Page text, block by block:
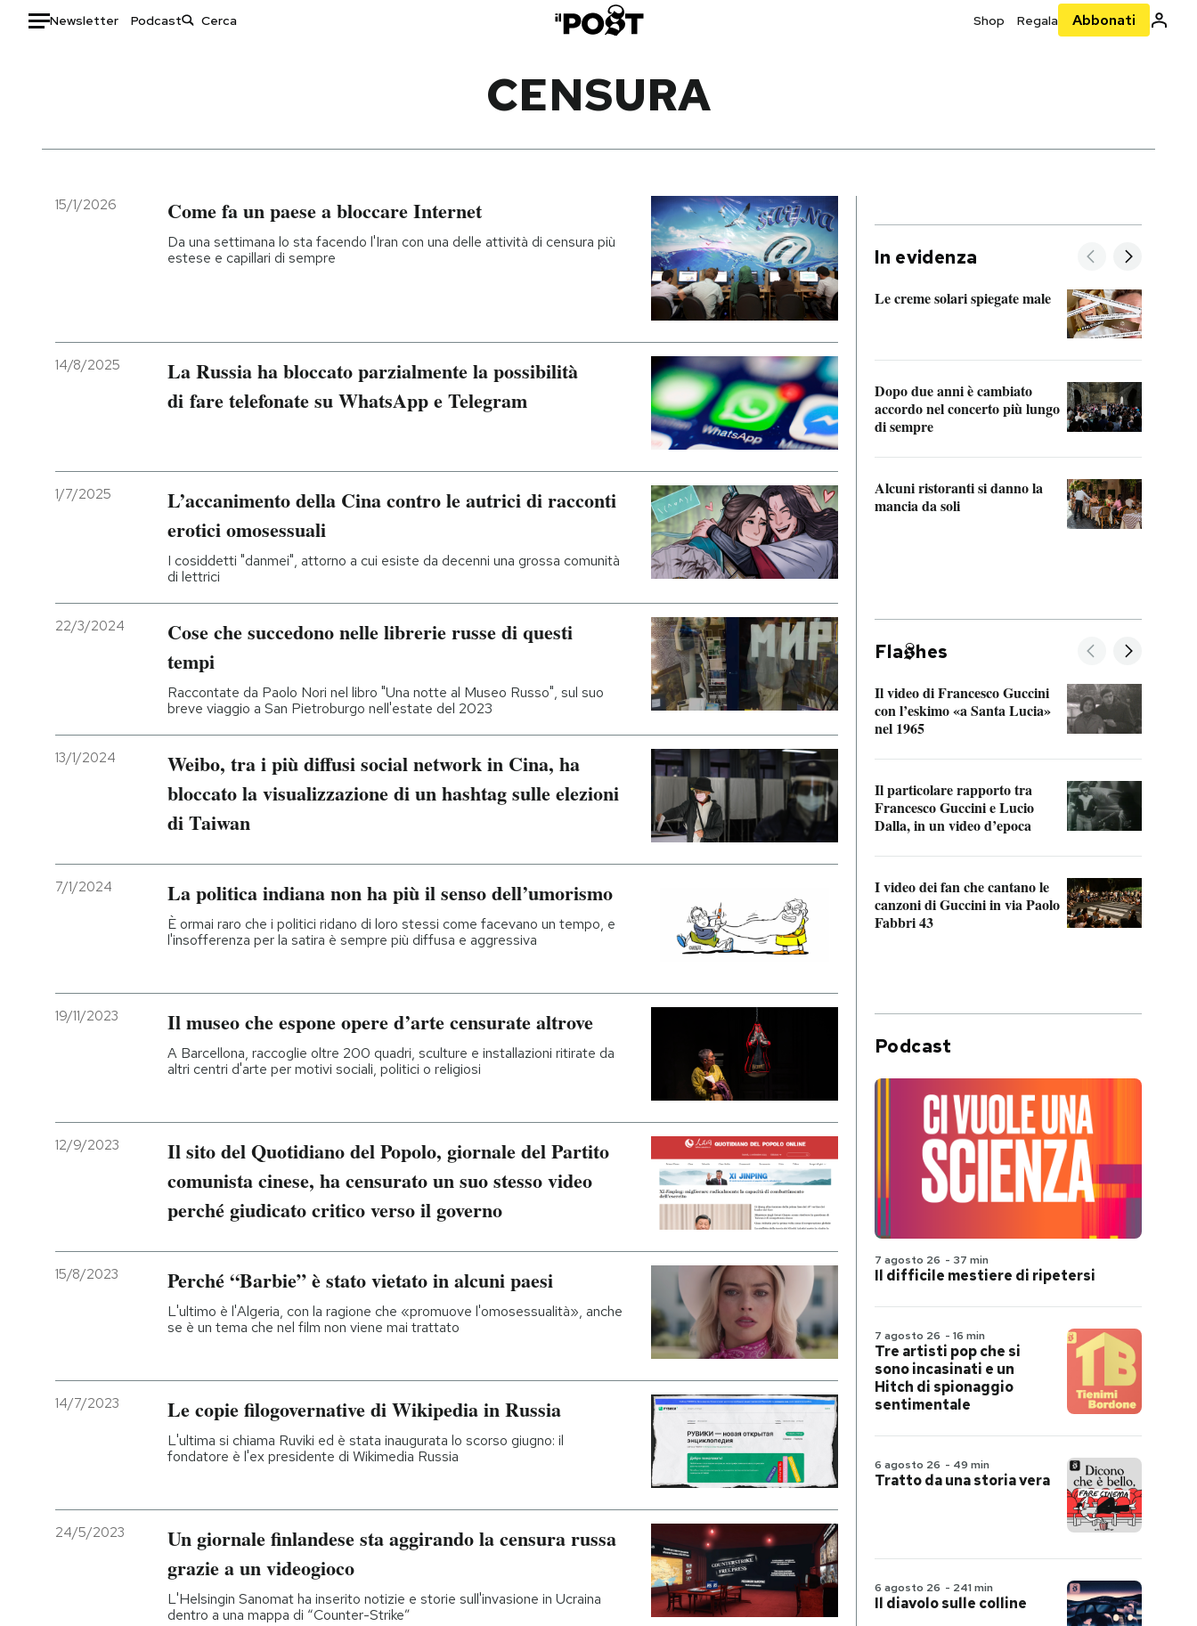
Newsletter Podcast Shop Regala Abbonati
Italia
Politica
Moda
Storie/Idee
Ok Boomer!
NEWSLETTER
Entra
CENSURA
15/1/2026 Come fa un paese a bloccare Internet
Da una settimana lo sta facendo l'Iran con una delle attività di censura più
estese e capillari di sempre
14/8/2025
La Russia ha bloccato parzialmente la possibilità
di fare telefonate su WhatsApp e Telegram
1/7/2025
L’accanimento della Cina contro le autrici di racconti
erotici omosessuali
I cosiddetti "danmei", attorno a cui esiste da decenni una grossa comunità
di lettrici
22/3/2024
Cose che succedono nelle librerie russe di questi
tempi
Raccontate da Paolo Nori nel libro "Una notte al Museo Russo", sul suo
breve viaggio a San Pietroburgo nell'estate del 2023
13/1/2024
Weibo, tra i più diffusi social network in Cina, ha
bloccato la visualizzazione di un hashtag sulle elezioni
di Taiwan
7/1/2024 La politica indiana non ha più il senso dell’umorismo
È ormai raro che i politici ridano di loro stessi come facevano un tempo, e
l'insofferenza per la satira è sempre più diffusa e aggressiva
19/11/2023 Il museo che espone opere d’arte censurate altrove
A Barcellona, raccoglie oltre 200 quadri, sculture e installazioni ritirate da
altri centri d'arte per motivi sociali, politici o religiosi
12/9/2023
Il sito del Quotidiano del Popolo, giornale del Partito
comunista cinese, ha censurato un suo stesso video
perché giudicato critico verso il governo
15/8/2023 Perché “Barbie” è stato vietato in alcuni paesi
L'ultimo è l'Algeria, con la ragione che «promuove l'omosessualità», anche
se è un tema che nel film non viene mai trattato
14/7/2023 Le copie filogovernative di Wikipedia in Russia
L'ultima si chiama Ruviki ed è stata inaugurata lo scorso giugno: il
fondatore è l'ex presidente di Wikimedia Russia
24/5/2023
Un giornale finlandese sta aggirando la censura russa
grazie a un videogioco
L'Helsingin Sanomat ha inserito notizie e storie sull'invasione in Ucraina
dentro a una mappa di “Counter-Strike”
In evidenza
Le creme solari spiegate male
Dopo due anni è cambiato
accordo nel concerto più lungo
di sempre
Alcuni ristoranti si danno la
mancia da soli
Fla hes
Il video di Francesco Guccini
con l’eskimo «a Santa Lucia»
nel 1965
Il particolare rapporto tra
Francesco Guccini e Lucio
Dalla, in un video d’epoca
I video dei fan che cantano le
canzoni di Guccini in via Paolo
Fabbri 43
Podcast
7 agosto 26 - 37 min
Il difficile mestiere di ripetersi
7 agosto 26 - 16 min
Tre artisti pop che si
sono incasinati e un
Hitch di spionaggio
sentimentale
6 agosto 26 - 49 min
Tratto da una storia vera
6 agosto 26 - 241 min
Il diavolo sulle colline